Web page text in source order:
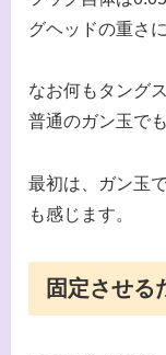
グヘッドの重さ
なお何もタング
普通のガン玉で
最初は、ガン玉
も感じます。
固定させる